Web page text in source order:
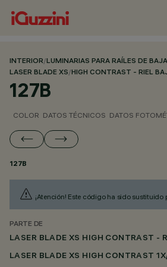
INTERIOR/LUMINARIAS PARA RAÍLES DE
LASER BLADE XS/HIGH CONTRAST - RIEL
127B
COLOR DATOS TÉCNICOS DATOS
127B
¡Atención! Este código ha sido sustituido
PARTE DE